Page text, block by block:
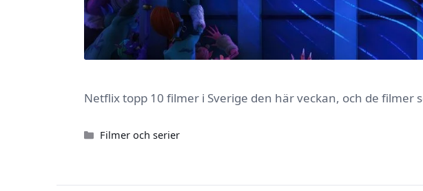
Netflix topp 10 filmer i Sverige den här veckan, och de filmer
Kategorier
Filmer och serier